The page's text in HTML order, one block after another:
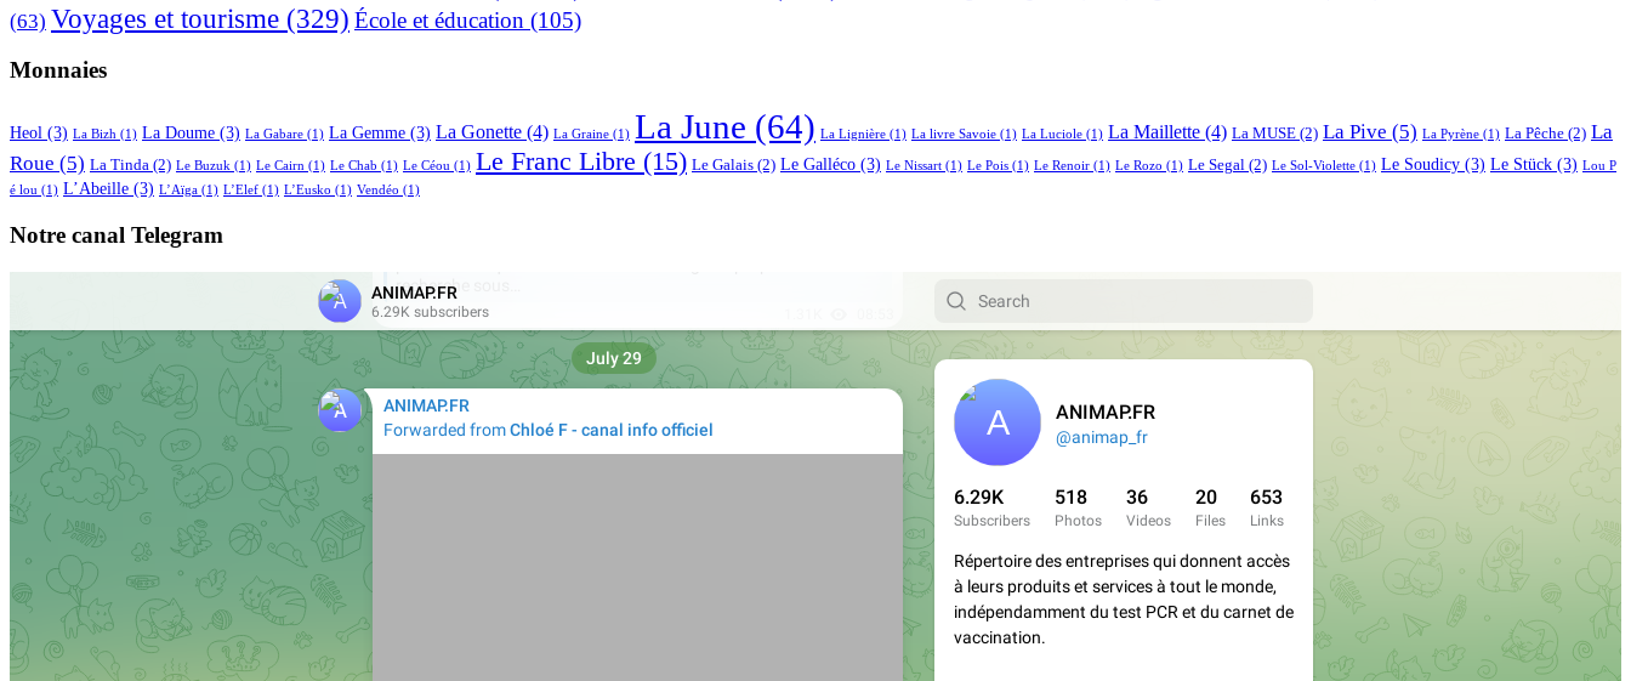
(63) Voyages et tourisme (329) École et éducation (105)
Monnaies
Heol (3) La Bizh (1) La Doume (3) La Gabare (1) La Gemme (3) La Gonette (4) La Graine (1) La June (64) La Lignière (1) La livre Savoie (1) La Luciole (1) La Maillette (4) La MUSE (2) La Pive (5) La Pyrène (1) La Pêche (2) La
Roue (5) La Tinda (2) Le Buzuk (1) Le Cairn (1) Le Chab (1) Le Céou (1) Le Franc Libre (15) Le Galais (2) Le Galléco (3) Le Nissart (1) Le Pois (1) Le Renoir (1) Le Rozo (1) Le Segal (2) Le Sol-Violette (1) Le Soudicy (3) Le Stück (3) Lou P
é lou (1) L’Abeille (3) L’Aïga (1) L’Elef (1) L’Eusko (1) Vendéo (1)
Notre canal Telegram